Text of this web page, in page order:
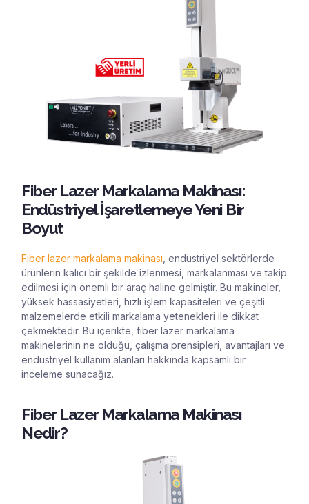
Fiber Lazer Markalama Makinası:
Endüstriyel İşaretlemeye Yeni Bir
Boyut
Fiber lazer markalama makinası , endüstriyel sektörlerde
ürünlerin kalıcı bir şekilde izlenmesi, markalanması ve takip
edilmesi için önemli bir araç haline gelmiştir. Bu makineler,
yüksek hassasiyetleri, hızlı işlem kapasiteleri ve çeşitli
malzemelerde etkili markalama yetenekleri ile dikkat
çekmektedir. Bu içerikte, fiber lazer markalama
makinelerinin ne olduğu, çalışma prensipleri, avantajları ve
endüstriyel kullanım alanları hakkında kapsamlı bir
inceleme sunacağız.
Fiber Lazer Markalama Makinası
Nedir?